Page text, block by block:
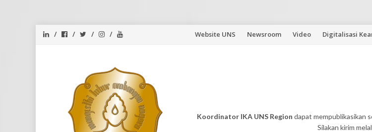
Skip
Website UNS Newsroom Video Digitalisasi
Koordinator IKA UNS Region dapat mempublikasikan
Silakan kirim